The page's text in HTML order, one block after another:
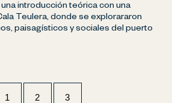
introducción teórica con una
Teulera, donde se explorararon
paisagísticos y sociales del puerto
1 2 3